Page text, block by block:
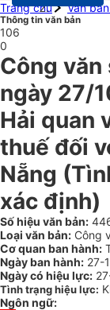
Trang chủ
Văn
Thông tin văn bản
106
0
Công
ngày 27/
Hải quan
thuế đối
Nẵng
xác định)
Số hiệu văn bản:
Loại văn bản: Công
Cơ quan ban hành:
Ngày ban hành: 27-
Ngày có hiệu lực:
Tình trạng hiệu lực:
Ngôn ngữ: